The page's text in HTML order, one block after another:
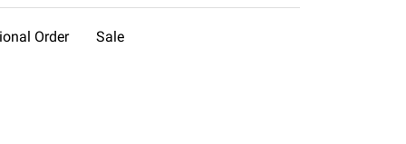
Order Sale